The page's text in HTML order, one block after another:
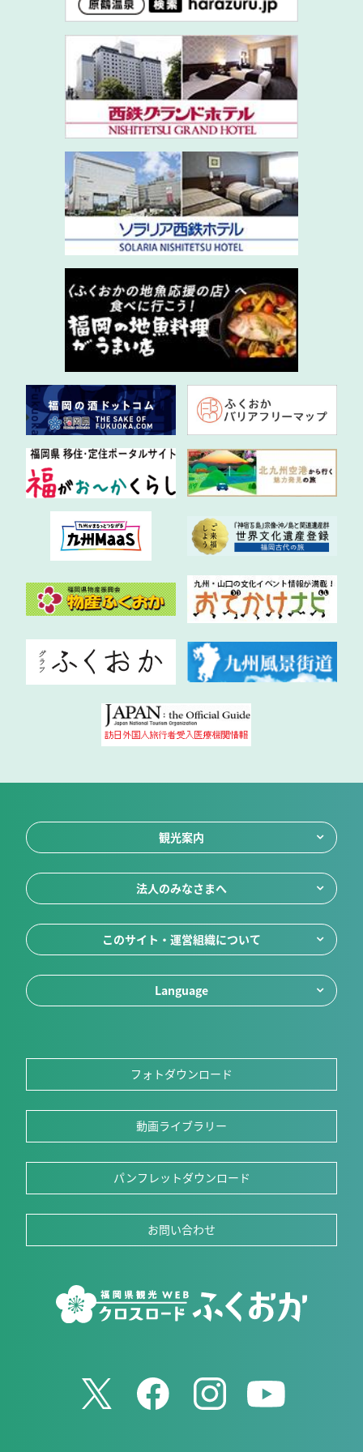
観光案内
法人のみなさまへ
このサイト・運営組織について
Language
フォトダウンロード
動画ライブラリー
パンフレットダウンロード
お問い合わせ